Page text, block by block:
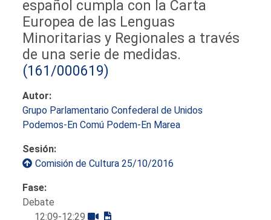
español cumpla con la Carta
Europea de las Lenguas
Minoritarias y Regionales a través
de una serie de medidas.
(161/000619)
Autor:
Grupo Parlamentario Confederal de Unidos
Podemos-En Comú Podem-En Marea
Sesión:
Comisión de Cultura 25/10/2016
Fase:
Debate
12:09-12:29